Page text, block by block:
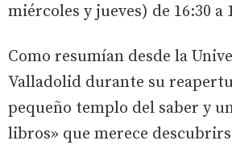
miércoles y jueves) de 16:30 a
Como resumían desde la
Valladolid durante su
pequeño templo del saber y
libros» que merece